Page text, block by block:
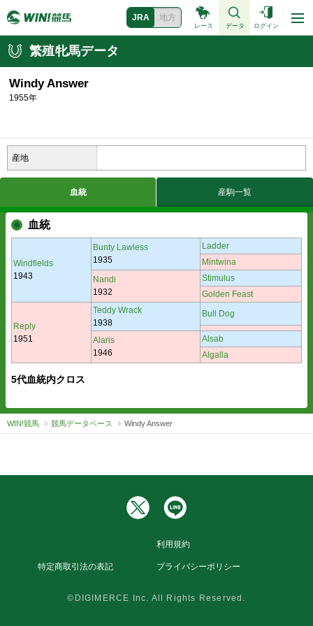
JRA 地方
レース データ ログイン
繁殖牝馬データ
Windy Answer
1955年
産地
血統 産駒一覧
血統
Windfields
1943
Bunty Lawless
1935
Ladder
Mintwina
Nandi
1932
Stimulus
Golden Feast
Reply
1951
Teddy Wrack
1938
Bull Dog
Alaris
1946
Alsab
Algalla
5代血統内クロス
WIN!競馬 競馬データベース Windy Answer
利用規約
特定商取引法の表記 プライバシーポリシー
©DIGIMERCE Inc. All Rights Reserved.